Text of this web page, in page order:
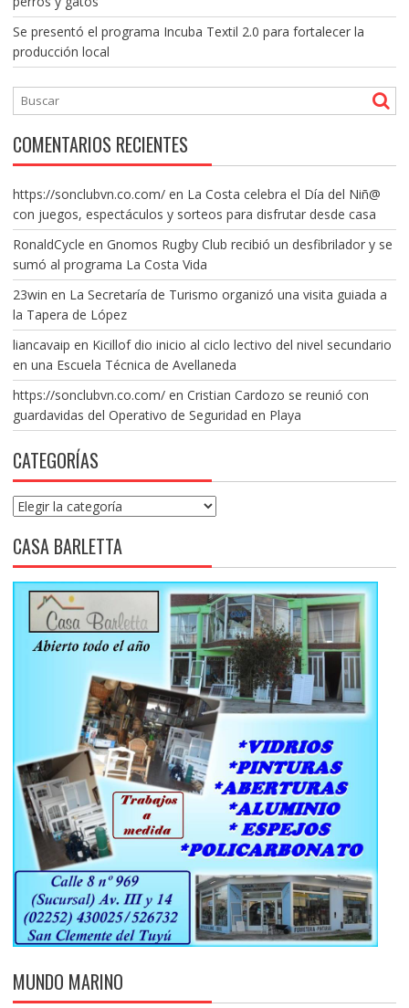
Se presentó el programa Incuba Textil 2.0 para fortalecer la
producción local
COMENTARIOS RECIENTES
https://sonclubvn.co.com/en La Costa celebra el Día del Niñ@
con juegos, espectáculos y sorteos para disfrutar desde casa
RonaldCycle en Gnomos Rugby Club recibió un desfibrilador y se
sumó al programa La Costa Vida
23win en La Secretaría de Turismo organizó una visita guiada a
la Tapera de López
liancavaip en Kicillof dio inicio al ciclo lectivo del nivel secundario
en una Escuela Técnica de Avellaneda
https://sonclubvn.co.com/en Cristian Cardozo se reunió con
guardavidas del Operativo de Seguridad en Playa
CATEGORÍAS
Categorías
CASA BARLETTA
MUNDO MARINO